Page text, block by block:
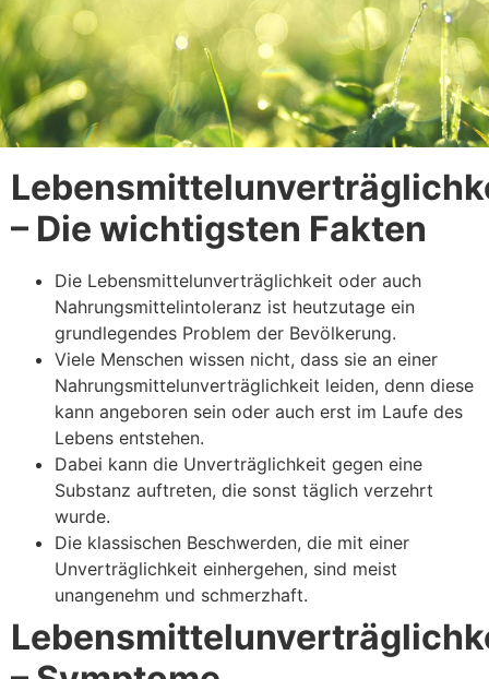
– Die wichtigsten Fakten
Die Lebensmittelunverträglichkeit oder auch
Nahrungsmittelintoleranz ist heutzutage ein
grundlegendes Problem der Bevölkerung.
Viele Menschen wissen nicht, dass sie an einer
Nahrungsmittelunverträglichkeit leiden, denn diese
kann angeboren sein oder auch erst im Laufe des
Lebens entstehen.
Dabei kann die Unverträglichkeit gegen eine
Substanz auftreten, die sonst täglich verzehrt
wurde.
Die klassischen Beschwerden, die mit einer
Unverträglichkeit einhergehen, sind meist
unangenehm und schmerzhaft.